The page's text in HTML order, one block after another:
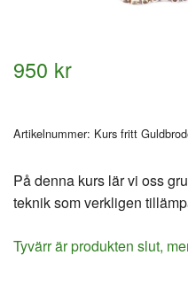
950 kr
Artikelnummer: Kurs fritt
På denna kurs lär vi oss
teknik som verkligen
Tyvärr är produkten slut,